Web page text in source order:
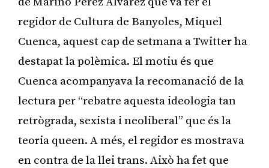
regidor de Cultura de Banyoles, Miquel
Cuenca, aquest cap de setmana a Twitter ha
destapat la polèmica. El motiu és que
Cuenca acompanyava la recomanació de la
lectura per “rebatre aquesta ideologia tan
retrògrada, sexista i neoliberal” que és la
teoria queen. A més, el regidor es mostrava
en contra de la llei trans. Això ha fet que